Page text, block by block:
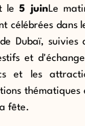
le 5 juin Le
célébrées dans
Dubaï, suivies
et
et les
thématiques
fête.